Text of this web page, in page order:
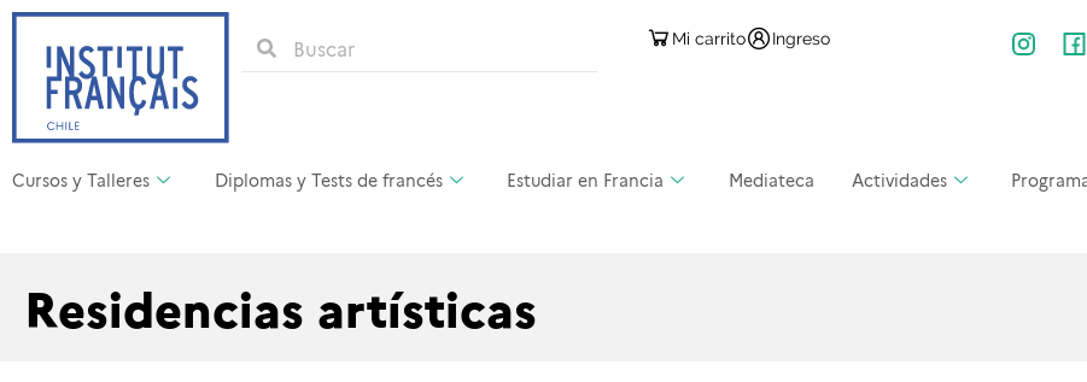
Mi carrito Ingreso
Cursos y Talleres Diplomas y Tests de francés Estudiar en Francia Mediateca Actividades
Residencias artísticas